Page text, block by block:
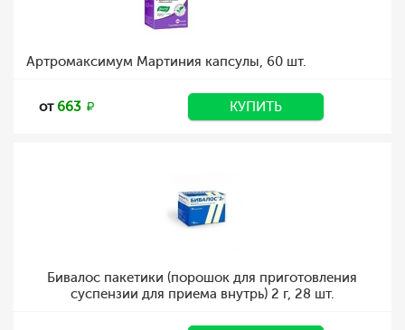
Артромаксимум Мартиния капсулы, 60 шт.
от663 КУПИТЬ
Бивалос пакетики (порошок для приготовления
суспензии для приема внутрь) 2 г, 28 шт.